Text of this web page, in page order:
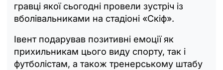
гравці якої сьогодні провели зустріч із
вболівальниками на стадіоні «Скіф».
Івент подарував позитивні емоції як
прихильникам цього виду спорту, так і
футболістам, а також тренерському штабу